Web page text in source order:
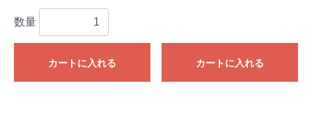
数量
カートに入れる カートに入れる